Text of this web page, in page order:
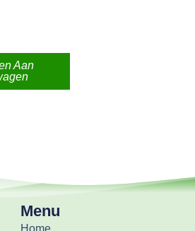
Aan
Menu